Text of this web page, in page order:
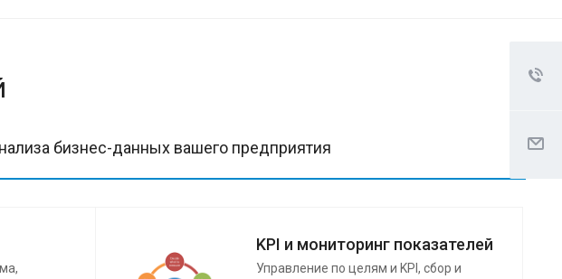
бизнес-данных вашего предприятия
KPI и мониторинг показателей
Управление по целям и KPI, сбор и